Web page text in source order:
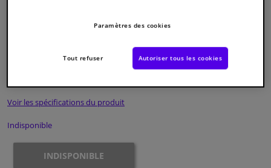
Atelier & outils
Camping-car, moto & vélo
Promotions et réductions
Voir les spécifications du produit
Indisponible
INDISPONIBLE
Paramètres des cookies
Tout refuser Autoriser tous les cookies